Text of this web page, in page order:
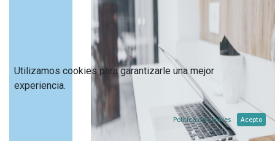
Utilizamos cookies para garantizarle una mejor
experiencia.
Política de Cookies Acepto